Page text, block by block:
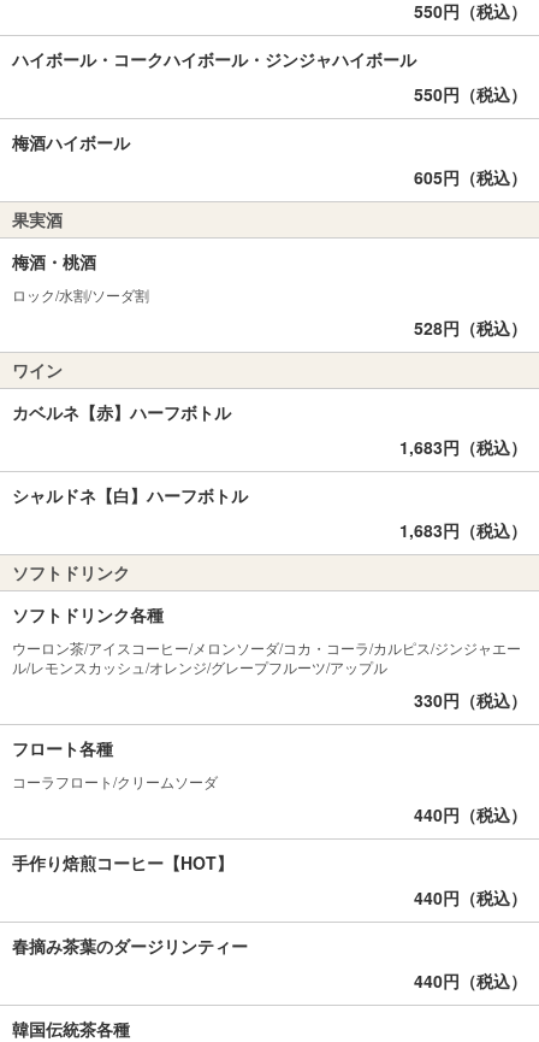
550円（税込）
ハイボール・コークハイボール・ジンジャハイボール
550円（税込）
梅酒ハイボール
605円（税込）
果実酒
梅酒・桃酒
ロック/水割/ソーダ割
528円（税込）
ワイン
カベルネ【赤】ハーフボトル
1,683円（税込）
シャルドネ【白】ハーフボトル
1,683円（税込）
ソフトドリンク
ソフトドリンク各種
ウーロン茶/アイスコーヒー/メロンソーダ/コカ・コーラ/カルピス/ジンジャエー
ル/レモンスカッシュ/オレンジ/グレープフルーツ/アップル
330円（税込）
フロート各種
コーラフロート/クリームソーダ
440円（税込）
手作り焙煎コーヒー【HOT】
440円（税込）
春摘み茶葉のダージリンティー
440円（税込）
韓国伝統茶各種